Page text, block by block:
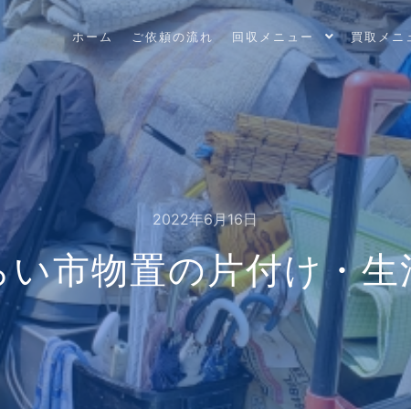
ホーム ご依頼の流れ 回収メニュー 買取メニ
2022年6月16日
市物置の片付け・